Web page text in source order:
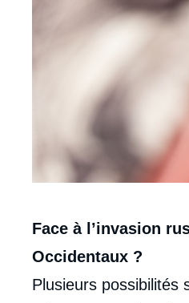
Contenu
intervention
médiatique
Face à l’invasion
Occidentaux ?
Plusieurs possibilités